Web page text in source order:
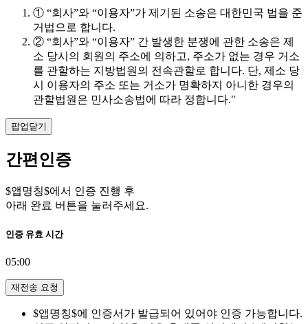
① “회사”와 “이용자”가 제기된 소송은 대한민국 법을 준
거법으로 합니다.
② “회사”와 “이용자” 간 발생한 분쟁에 관한 소송은 제
소 당시의 회원의 주소에 의하고, 주소가 없는 경우 거소
를 관할하는 지방법원의 전속관할로 합니다. 단, 제소 당
시 이용자의 주소 또는 거소가 명확하지 아니한 경우의
관할법원은 민사소송법에 따라 정합니다."
팝업닫기
간편인증
$앱명칭$에서 인증 진행 후
아래 완료 버튼을 눌러주세요.
인증 유효 시간
05:00
재전송 요청
$앱명칭$에 인증서가 발급되어 있어야 인증 가능합니다.